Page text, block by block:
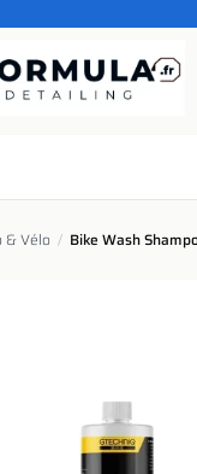
& Vélo / Bike Wash